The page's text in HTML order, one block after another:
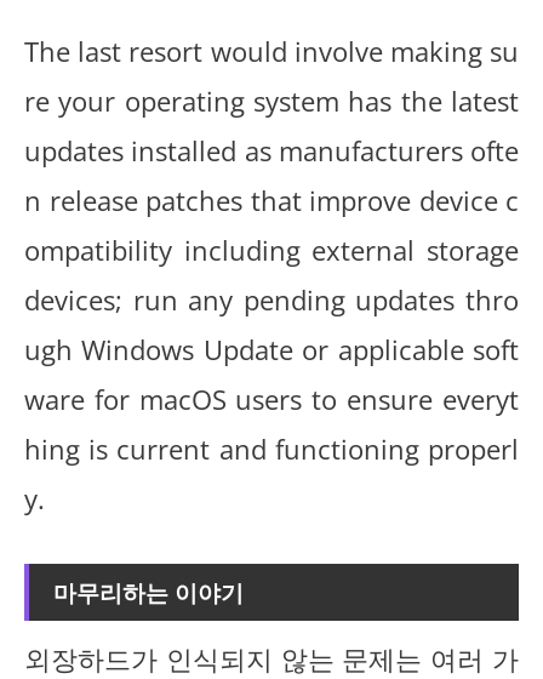
The last resort would involve making su
re your operating system has the latest
updates installed as manufacturers ofte
n release patches that improve device c
ompatibility including external storage
devices; run any pending updates thro
ugh Windows Update or applicable soft
ware for macOS users to ensure everyt
hing is current and functioning properl
y.
마무리하는 이야기
외장하드가 인식되지 않는 문제는 여러 가